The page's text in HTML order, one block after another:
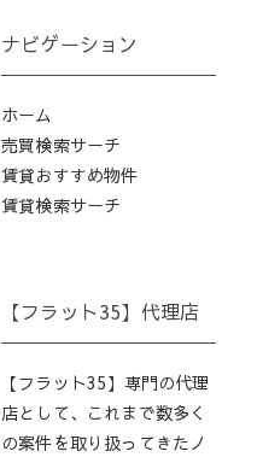
ナビゲーション
ホーム
売買検索サーチ
賃貸おすすめ物件
賃貸検索サーチ
【フラット35】代理店
【フラット35】専門の代理
店として、これまで数多く
の案件を取り扱ってきたノ